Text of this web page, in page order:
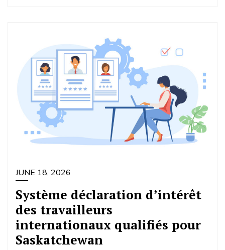
JUNE 18, 2026
Système déclaration d’intérêt
des travailleurs
internationaux qualifiés pour
Saskatchewan